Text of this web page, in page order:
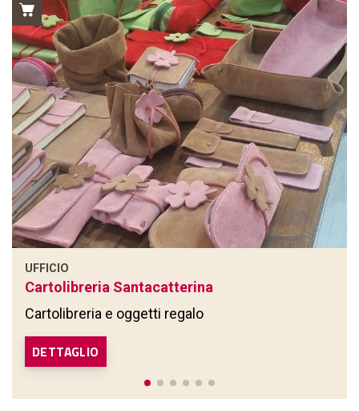
UFFICIO
Cartolibreria Santacatterina
Cartolibreria e oggetti regalo
DETTAGLIO